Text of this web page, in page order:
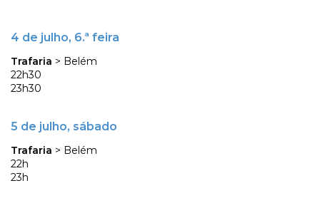
4 de julho, 6.ª feira
Trafaria > Belém
22h30
23h30
5 de julho, sábado
Trafaria > Belém
22h
23h